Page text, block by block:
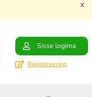
x
Sisse logima
Registreering